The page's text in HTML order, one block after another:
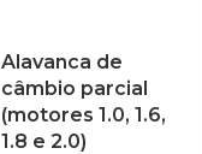
Alavanca de
câmbio parcial
(motores 1.0, 1.6,
1.8 e 2.0)